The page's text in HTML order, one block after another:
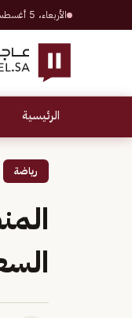
الأربعاء، 5 أغسطس 2026 · 22 صفر 1448 هـ
الرئيسية
رياضة
السعودي